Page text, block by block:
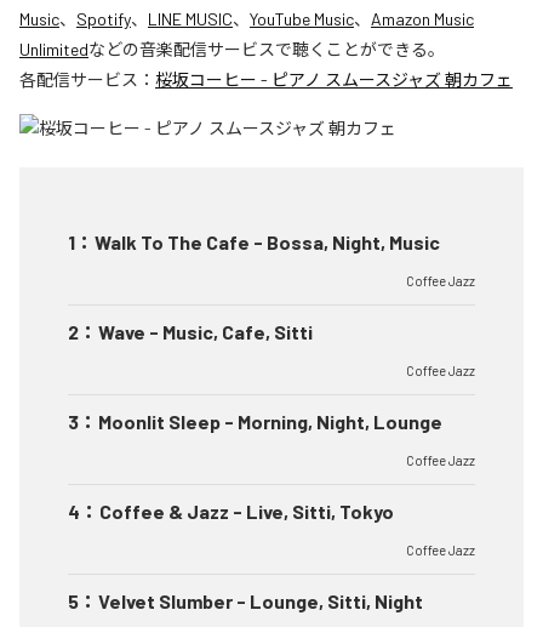
Music、 Spotify、 LINE MUSIC、 YouTube Music、 Amazon Music
Unlimitedなどの音楽配信サービスで聴くことができる。
各配信サービス： 桜坂コーヒー - ピアノ スムースジャズ 朝カフェ
1 ： Walk To The Cafe - Bossa, Night, Music
Coffee Jazz
2 ： Wave - Music, Cafe, Sitti
Coffee Jazz
3 ： Moonlit Sleep - Morning, Night, Lounge
Coffee Jazz
4 ： Coffee & Jazz - Live, Sitti, Tokyo
Coffee Jazz
5 ： Velvet Slumber - Lounge, Sitti, Night